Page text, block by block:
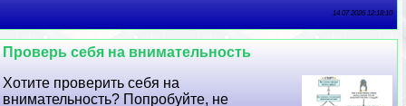
14 07 2026 12:18:10
Проверь себя на внимательность
Хотите проверить себя на
внимательность? Попробуйте, не